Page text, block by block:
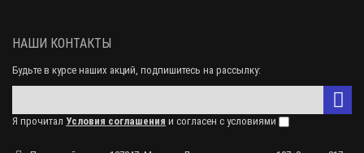
НАШИ КОНТАКТЫ
Будьте в курсе наших акций, подпишитесь на рассылку:
Я прочитал Условия соглашения и согласен с условиями